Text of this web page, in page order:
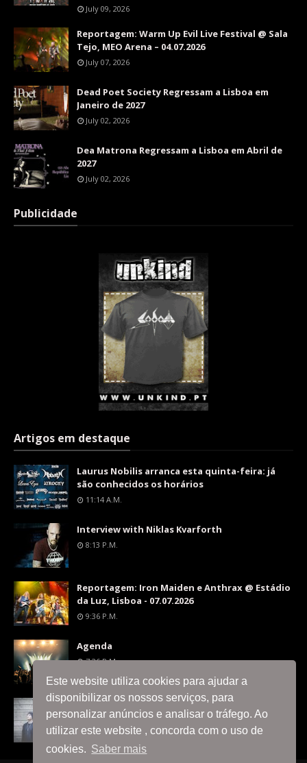
Este website utiliza cookies para ajudar a
disponibilizar os nossos serviços, para
personalizar anúncios e analisar o tráfego. Ao
utilizar este website , concorda com o uso de
cookies. Saber mais
July 09, 2026
Reportagem: Warm Up Evil Live Festival @ Sala
Tejo, MEO Arena – 04.07.2026
July 07, 2026
Dead Poet Society Regressam a Lisboa em
Janeiro de 2027
July 02, 2026
Dea Matrona Regressam a Lisboa em Abril de
2027
July 02, 2026
Publicidade
Artigos em destaque
Laurus Nobilis arranca esta quinta-feira: já
são conhecidos os horários
11:14 A.m.
Interview with Niklas Kvarforth
8:13 P.m.
Reportagem: Iron Maiden e Anthrax @ Estádio
da Luz, Lisboa - 07.07.2026
9:36 P.m.
Agenda
7:26 P.m.
Interview with Silent Skies
8:06 P.m.